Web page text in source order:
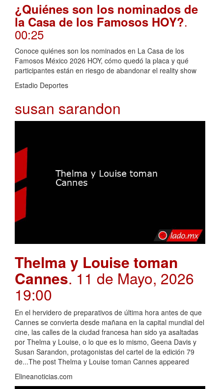
¿Quiénes son los nominados de
la Casa de los Famosos HOY?.
00:25
Conoce quiénes son los nominados en La Casa de los
Famosos México 2026 HOY, cómo quedó la placa y qué
participantes están en riesgo de abandonar el reality show
Estadio Deportes
susan sarandon
Thelma y Louise toman
Cannes. 11 de Mayo, 2026
19:00
En el hervidero de preparativos de última hora antes de que
Cannes se convierta desde mañana en la capital mundial del
cine, las calles de la ciudad francesa han sido ya asaltadas
por Thelma y Louise, o lo que es lo mismo, Geena Davis y
Susan Sarandon, protagonistas del cartel de la edición 79
de...The post Thelma y Louise toman Cannes appeared
Elineanoticias.com